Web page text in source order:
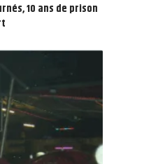
10 ans de prison